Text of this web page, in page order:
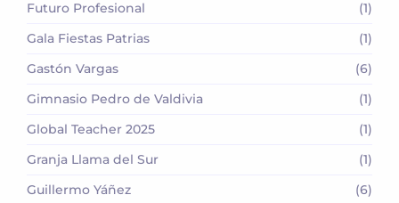
Futuro Profesional
(1)
Gala Fiestas Patrias
(1)
Gastón Vargas
(6)
Gimnasio Pedro de Valdivia
(1)
Global Teacher 2025
(1)
Granja Llama del Sur
(1)
Guillermo Yáñez
(6)